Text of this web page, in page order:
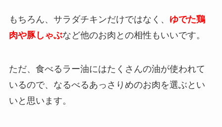
もちろん、サラダチキンだけではなく、 ゆでた鶏
肉や豚しゃぶなど他のお肉との相性もいいです。
ただ、食べるラー油にはたくさんの油が使われて
いるので、なるべるあっさりめのお肉を選ぶとい
いと思います。